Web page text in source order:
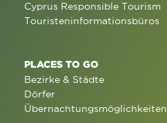
Cyprus Responsible Tourism
Touristeninformationsbüros
PLACES TO GO
Bezirke & Städte
Dörfer
Übernachtungsmöglichkeiten